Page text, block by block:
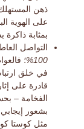
ذهن
على الهوية
بمثابة ذاكرة
التواصل
100%
؛
في خلق
قادرة على
الفخامة –
بشعور
مثل كوستا